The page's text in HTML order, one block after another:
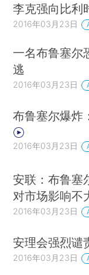
李克强向比利
2016年03月23日
一名布鲁塞尔
逃
2016年03月23日
布鲁塞尔爆炸
2016年03月23日
安联：布鲁塞
对市场影响不
2016年03月23日
安理会强烈谴
2016年03月23日